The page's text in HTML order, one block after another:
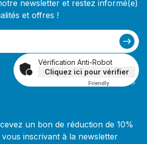
newsletter et restez informé(e)
et offres !
Vérification Anti-Robot
Cliquez ici pour vérifier
Friendly Captcha ⇗
un bon de réduction de 10%
vous inscrivant à la newsletter